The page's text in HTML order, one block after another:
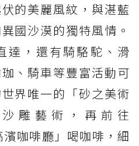
的美麗風紋，與湛藍
國沙漠的獨特風情。
達，還有騎駱駝、滑
、騎車等豐富活動可
界唯一的「砂之美術
雕藝術，再前往
濱咖啡廳」喝咖啡，細